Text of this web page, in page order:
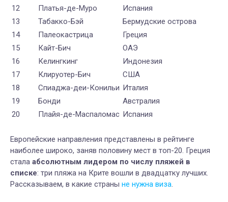
12
Платья-де-Муро
Испания
13
Табакко-Бэй
Бермудские острова
14
Палеокастрица
Греция
15
Кайт-Бич
ОАЭ
16
Келингкинг
Индонезия
17
Клируотер-Бич
США
18
Спиаджа-деи-Конильи Италия
19
Бонди
Австралия
20
Плайя-де-Маспаломас Испания
Европейские направления представлены в рейтинге
наиболее широко, заняв половину мест в топ-20. Греция
стала абсолютным лидером по числу пляжей в
списке: три пляжа на Крите вошли в двадцатку лучших.
Рассказываем, в какие страны не нужна виза.